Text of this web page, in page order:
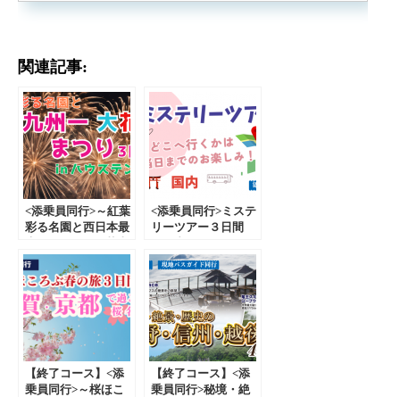
関連記事:
<添乗員同行>～紅葉
彩る名園と西日本最
の祭典～第13回九州
一大花火まつり（in
ハウステンボス）3
日間 那覇発【遊タ
イムツアー】
<添乗員同行>ミステ
リーツアー３日間
くかは当日までのお
楽しみ～ 那覇発
【遊タイムツアー】
【終了コース】<添
乗員同行>～桜ほこ
【終了コース】<添
乗員同行>秘境・絶